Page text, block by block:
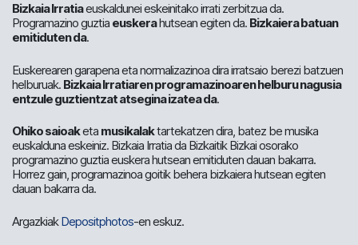
Bizkaia Irratiaeuskaldunei eskeinitako irrati zerbitzua da.
Programazino guztia euskerahutsean egiten da. Bizkaiera batuan
emitiduten da.
Euskerearen garapena eta normalizazinoa dira irratsaio berezi batzuen
helburuak. Bizkaia Irratiaren programazinoaren helburu nagusia
entzule guztientzat atsegina izatea da.
Ohiko saioaketa musikalaktartekatzen dira, batez be musika
euskalduna eskeiniz. Bizkaia Irratia da Bizkaitik Bizkai osorako
programazino guztia euskera hutsean emitiduten dauan bakarra.
Horrez gain, programazinoa goitik behera bizkaiera hutsean egiten
dauan bakarra da.
ArgazkiakDepositphotos-en eskuz.